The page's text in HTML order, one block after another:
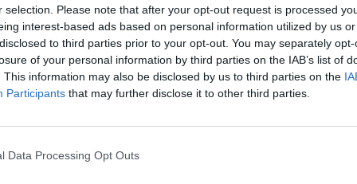
selection. Please note that after your opt-out request is processed
interest-based ads based on personal information utilized by us
to third parties prior to your opt-out. You may separately
of your personal information by third parties on the IAB’s list of
This information may also be disclosed by us to third parties on the
Participants that may further disclose it to other third parties.
Data Processing Opt Outs
Συνελήφθη, χθες το απόγευμα, σε περιοχή του Μεσολογγίου,
από τους αστυνομικούς του Τμήματος Δίωξης και Εξιχνίασης
Εγκλημάτων Μεσολογγίου,…
Newsroom 27 Νοεμβρίου, 2025